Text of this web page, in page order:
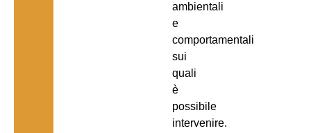
ambientali
e
comportamentali
sui
quali
è
possibile
intervenire.